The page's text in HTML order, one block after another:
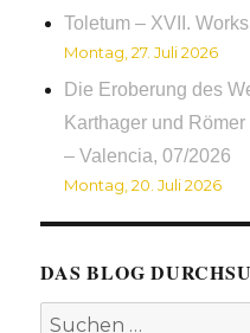
Toletum – XVII.
Montag, 27. Juli 2026
Die Eroberung des
Karthager und
– Valencia, 07/2026
Montag, 20. Juli 2026
DAS BLOG
Suchen